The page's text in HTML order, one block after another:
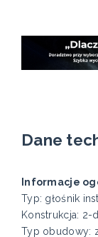
Dane
Informacje
Typ: głośnik
Konstrukcja: 2-
Typ obudowy: